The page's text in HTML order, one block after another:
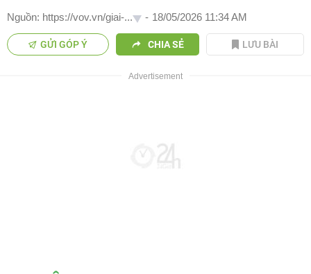
Nguồn: https://vov.vn/giai-... - 18/05/2026 11:34 AM
GỬI GÓP Ý CHIA SẺ LƯU BÀI